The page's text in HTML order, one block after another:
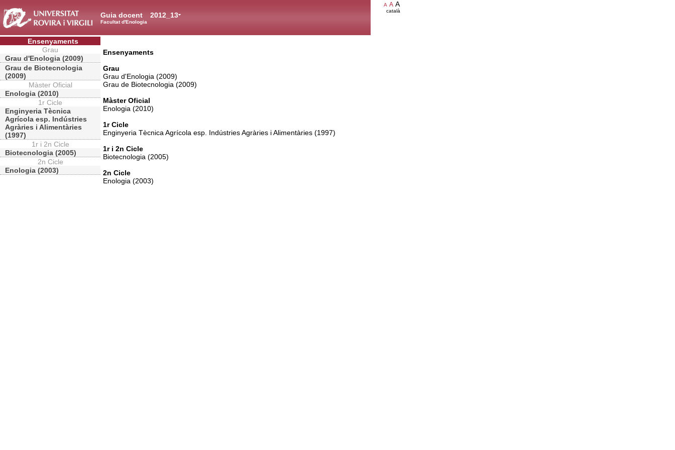
2012_13
Guia docent
Facultat d'Enologia
A A A
català
Ensenyaments
Grau
Grau d'Enologia (2009)
Grau de Biotecnologia
(2009)
Màster Oficial
Enologia (2010)
1r Cicle
Enginyeria Tècnica
Agrícola esp. Indústries
Agràries i Alimentàries
(1997)
1r i 2n Cicle
Biotecnologia (2005)
2n Cicle
Enologia (2003)
Ensenyaments
Grau
Grau d'Enologia (2009)
Grau de Biotecnologia (2009)
Màster Oficial
Enologia (2010)
1r Cicle
Enginyeria Tècnica Agrícola esp. Indústries Agràries i Alimentàries (1997)
1r i 2n Cicle
Biotecnologia (2005)
2n Cicle
Enologia (2003)